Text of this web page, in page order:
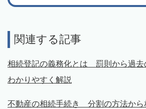
関連する記事
相続登記の義務化とは 罰則から過去
わかりやすく解説
不動産の相続手続き 分割の方法から